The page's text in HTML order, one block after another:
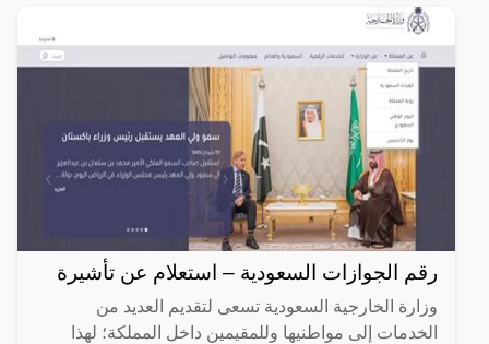
الأخيرة
رقم الجوازات السعودية – استعلام عن تأشيرة
وزارة الخارجية السعودية تسعى لتقديم العديد من
الخدمات إلى مواطنيها وللمقيمين داخل المملكة؛ لهذا